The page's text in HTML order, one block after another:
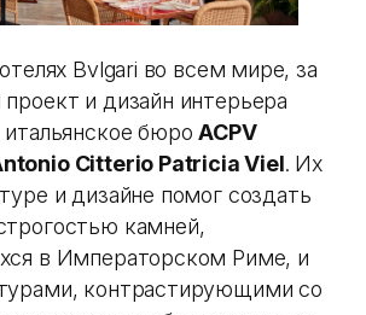
Bvlgari во всем мире, за
и дизайн интерьера
итальянское бюроACPV
Citterio Patricia Viel. Их
и дизайне помог создать
камней,
в Императорском Риме, и
контрастирующими со